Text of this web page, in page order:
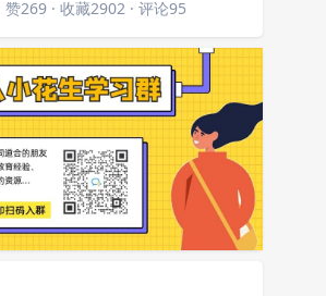
赞269 · 收藏2902 · 评论95